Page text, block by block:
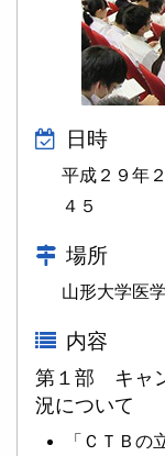
日時
平成２９年
４５
場所
山形大学医
内容
第１部 キャ
況について
「ＣＴＢの